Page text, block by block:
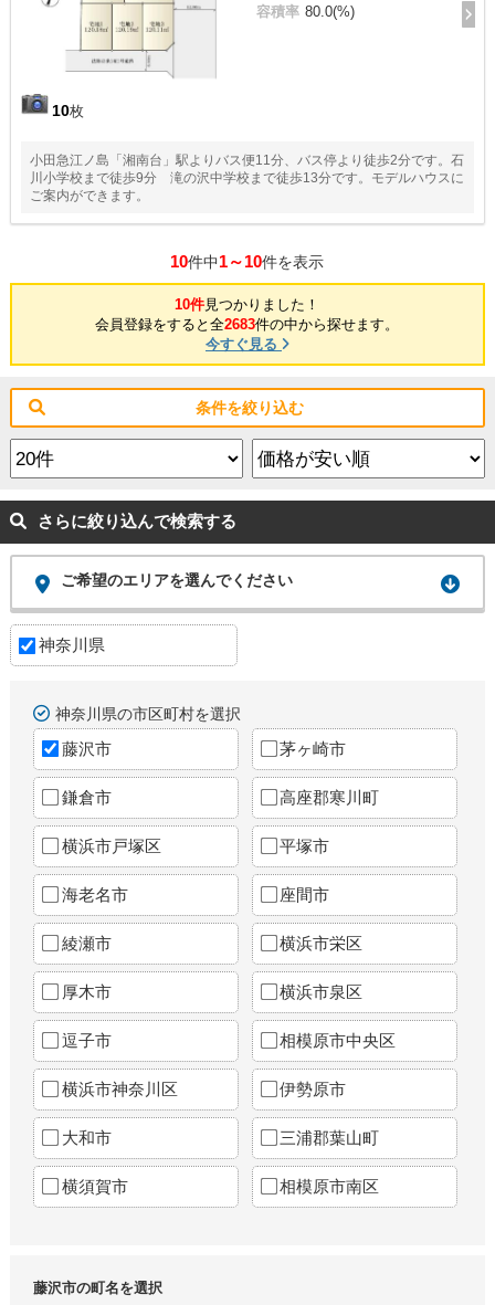
10枚
容積率 80.0(%)
小田急江ノ島「湘南台」駅よりバス便11分、バス停より徒歩2分です。石
川小学校まで徒歩9分 滝の沢中学校まで徒歩13分です。モデルハウスに
ご案内ができます。
10件中1～10件を表示
10件見つかりました！
会員登録をすると全2683件の中から探せます。
今すぐ見る
条件を絞り込む
さらに絞り込んで検索する
ご希望のエリアを選んでください
神奈川県
神奈川県の市区町村を選択
藤沢市 茅ヶ崎市
鎌倉市 高座郡寒川町
横浜市戸塚区 平塚市
海老名市 座間市
綾瀬市 横浜市栄区
厚木市 横浜市泉区
逗子市 相模原市中央区
横浜市神奈川区 伊勢原市
大和市 三浦郡葉山町
横須賀市 相模原市南区
藤沢市の町名を選択